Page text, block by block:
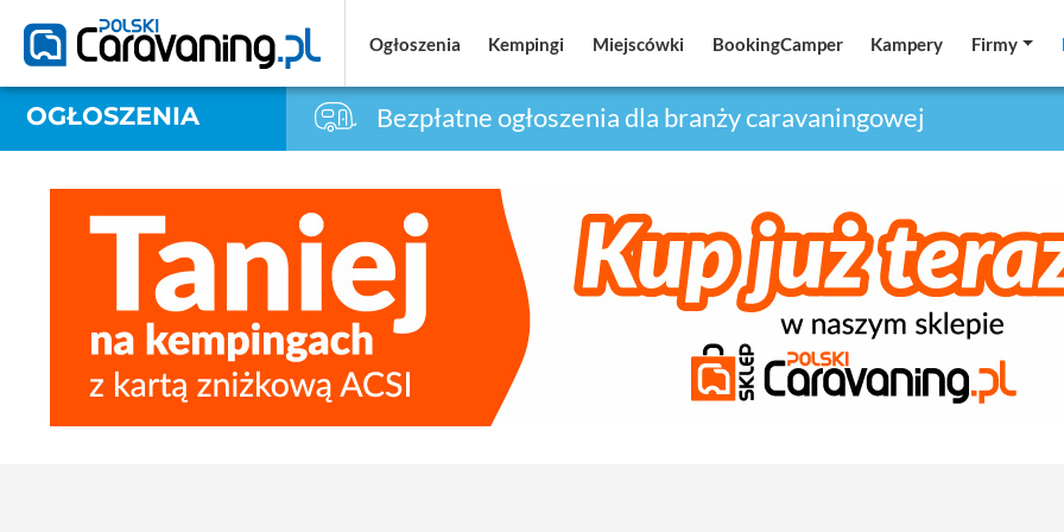
Ogłoszenia Kempingi Miejscówki BookingCamper Kampery Firmy
OGŁOSZENIA Bezpłatne ogłoszenia dla branży caravaningowej
Ogłoszenia Kempingi Miejscówki BookingCamper Kampery Firmy